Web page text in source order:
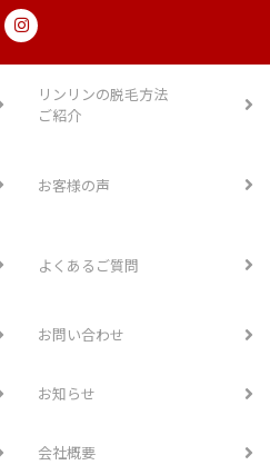
リンリンの脱毛方法
ご紹介
お客様の声
よくあるご質問
お問い合わせ
お知らせ
会社概要